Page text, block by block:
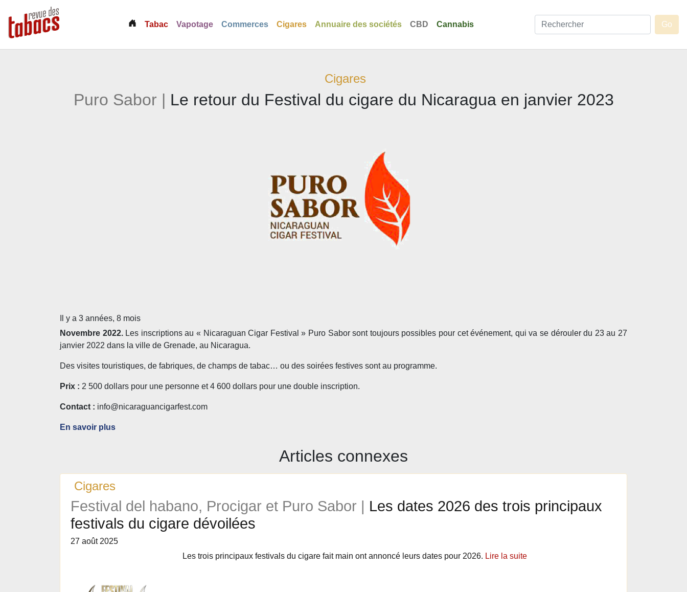
(current)
Tabac Vapotage Commerces Cigares Annuaire des sociétés CBD Cannabis
Cigares
Puro Sabor | Le retour du Festival du cigare du Nicaragua en janvier 2023
Il y a 3 années, 8 mois
Novembre 2022.Les inscriptions au « Nicaraguan Cigar Festival » Puro Sabor sont toujours possibles pour cet événement, qui va se dérouler du 23 au 27
janvier 2022 dans la ville de Grenade, au Nicaragua.
Des visites touristiques, de fabriques, de champs de tabac… ou des soirées festives sont au programme.
Prix : 2 500 dollars pour une personne et 4 600 dollars pour une double inscription.
Contact : info@nicaraguancigarfest.com
En savoir plus
Articles connexes
Cigares
Festival del habano, Procigar et Puro Sabor | Les dates 2026 des trois principaux
festivals du cigare dévoilées
27 août 2025
Les trois principaux festivals du cigare fait main ont annoncé leurs dates pour 2026. Lire la suite